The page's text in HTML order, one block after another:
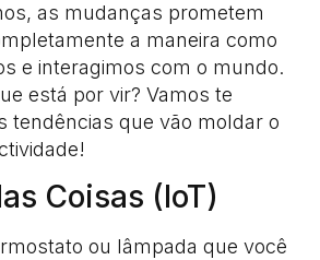
as mudanças prometem
a maneira como
e interagimos com o mundo.
está por vir? Vamos te
tendências que vão moldar o
Coisas (IoT)
ou lâmpada que você